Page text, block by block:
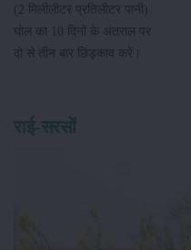
(2 मिलीलीटर प्रतिलीटर पानी)
घोल का 10 दिनों के अंतराल पर
दो से तीन बार छिड़काव करें।
राई-सरसों